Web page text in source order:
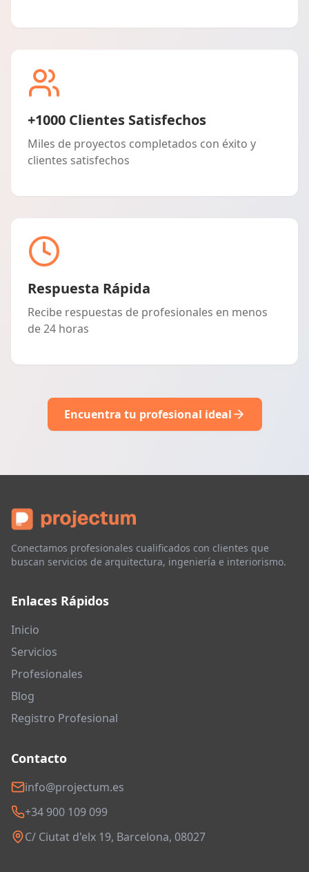
+1000 Clientes Satisfechos
Miles de proyectos completados con éxito y
clientes satisfechos
Respuesta Rápida
Recibe respuestas de profesionales en menos
de 24 horas
Encuentra tu profesional ideal
Conectamos profesionales cualificados con clientes que
buscan servicios de arquitectura, ingeniería e interiorismo.
Enlaces Rápidos
Inicio
Servicios
Profesionales
Blog
Registro Profesional
Contacto
info@projectum.es
+34 900 109 099
C/ Ciutat d'elx 19, Barcelona, 08027